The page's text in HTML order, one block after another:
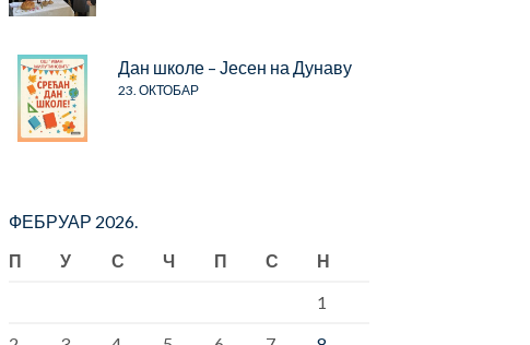
Дан школе – Јесен на Дунаву
23. ОКТОБАР
ФЕБРУАР 2026.
П
У С Ч П С
Н
1